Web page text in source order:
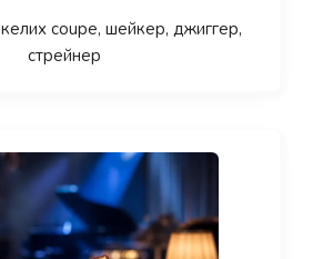
келих coupe, шейкер, джиггер,
стрейнер